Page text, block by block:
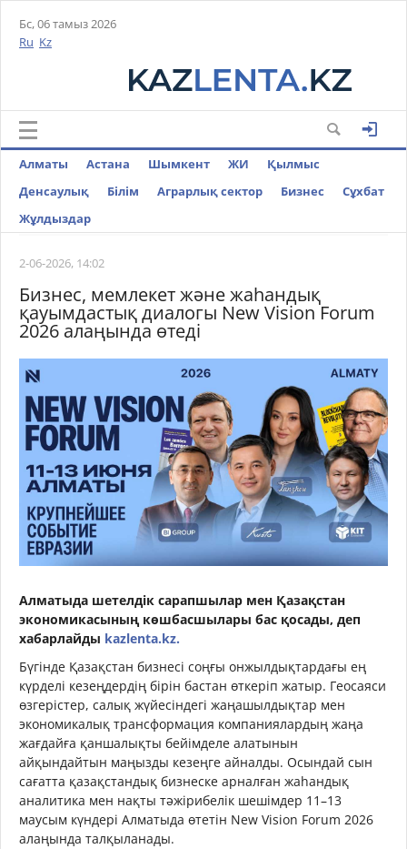
Бс, 06 тамыз 2026
Ru Kz
Алматы Астана Шымкент ЖИ
Қылмыс
Денсаулық
Білім Аграрлық сектор Бизнес
Cұхбат
Жұлдыздар
2-06-2026, 14:02
Бизнес, мемлекет және жаһандық
қауымдастық диалогы New Vision Forum
2026 алаңында өтеді
Алматыда шетелдік сарапшылар мен Қазақстан
экономикасының көшбасшылары бас қосады, деп
хабарлайды kazlenta.kz.
Бүгінде Қазақстан бизнесі соңғы онжылдықтардағы ең
күрделі кезеңдердің бірін бастан өткеріп жатыр. Геосаяси
өзгерістер, салық жүйесіндегі жаңашылдықтар мен
экономикалық трансформация компаниялардың жаңа
жағдайға қаншалықты бейімделе алатынын
айқындайтын маңызды кезеңге айналды. Осындай сын
сағатта қазақстандық бизнеске арналған жаһандық
аналитика мен нақты тәжірибелік шешімдер 11–13
маусым күндері Алматыда өтетін New Vision Forum 2026
алаңында талқыланады.